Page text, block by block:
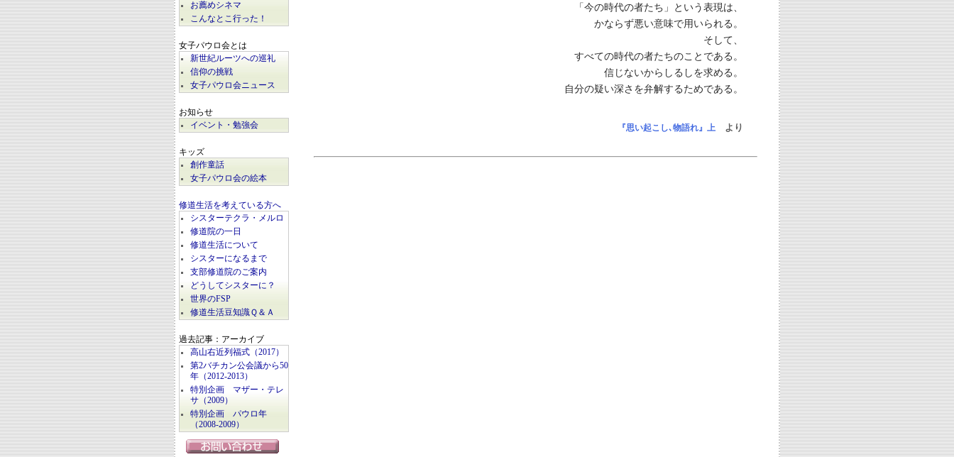
お薦めシネマ
こんなとこ行った！
女子パウロ会とは
新世紀ルーツへの巡礼
信仰の挑戦
女子パウロ会ニュース
お知らせ
イベント・勉強会
キッズ
創作童話
女子パウロ会の絵本
修道生活を考えている方へ
シスターテクラ・メルロ
修道院の一日
修道生活について
シスターになるまで
支部修道院のご案内
どうしてシスターに？
世界のFSP
修道生活豆知識Ｑ＆Ａ
過去記事：アーカイブ
高山右近列福式（2017）
第2バチカン公会議から50
年（2012-2013）
特別企画 マザー・テレ
サ（2009）
特別企画 パウロ年
（2008-2009）
「今の時代の者たち」という表現は、
かならず悪い意味で用いられる。
そして、
すべての時代の者たちのことである。
信じないからしるしを求める。
自分の疑い深さを弁解するためである。
『思い起こし､物語れ』上 より